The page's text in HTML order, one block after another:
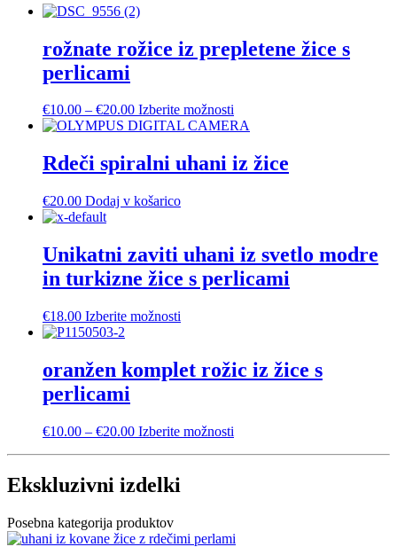
rožnate rožice iz prepletene žice s
perlicami
€10.00 – €20.00Cenovni
razpon:
€10.00
do
Izberite možnosti
izdelek
več
različic.
strani
izdelka
Rdeči spiralni uhani iz žice
€20.00 Dodaj v košarico
Unikatni zaviti uhani iz svetlo modre
in turkizne žice s perlicami
€18.00 Izberite možnosti
več
različic.
izberete
na
strani
oranžen komplet rožic iz žice s
perlicami
€10.00 – €20.00Cenovni
€10.00
do
Izberite možnosti
izberete
Ekskluzivni izdelki
Posebna kategorija produktov